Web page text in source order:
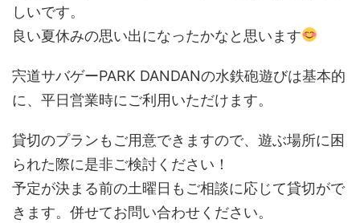
しいです。
良い夏休みの思い出になったかなと思います
宍道サバゲーPARK DANDANの水鉄砲遊びは基本的
に、平日営業時にご利用いただけます。
貸切のプランもご用意できますので、遊ぶ場所に困
られた際に是非ご検討ください！
予定が決まる前の土曜日もご相談に応じて貸切がで
きます。併せてお問い合わせください。